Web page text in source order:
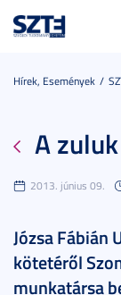
Hírek, Események
A
2013. június 09.
Józsa Fábián
kötetéről
munkatársa